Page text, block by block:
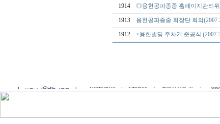
1914 ◎용헌공파종중 홈페이지관리
1913 용헌공파종중 회장단 회의
1912 <용헌빌딩 주차기 준공식